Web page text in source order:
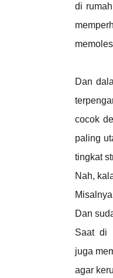
di
Dan
cocok
paling
tingkat
Nah,
Dan
Saat di
juga
agar